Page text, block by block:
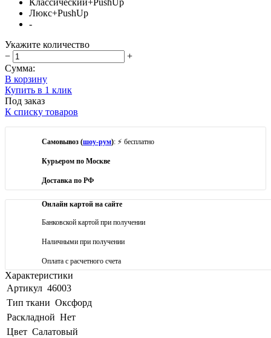
Люкс+PushUp
-
Укажите количество
−
+
Сумма:
В корзину
Купить в 1 клик
Под заказ
К списку товаров
Самовывоз (шоу-рум): ⚡ бесплатно
Курьером по Москве
Доставка по РФ
Онлайн картой на сайте
Банковской картой при получении
Наличными при получении
Оплата с расчетного счета
Характеристики
Артикул 46003
Тип ткани Оксфорд
Раскладной Нет
Цвет Салатовый